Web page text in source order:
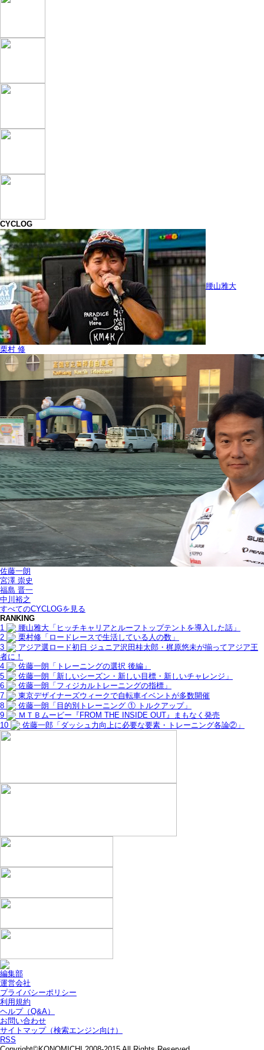
CYCLOG
腰山雅大
栗村 修
佐藤一朗
宮澤 崇史
福島 晋一
中川裕之
すべてのCYCLOGを見る
RANKING
1
腰山雅大「ヒッチキャリアとルーフトップテントを導入した話」
2
栗村修「ロードレースで生活している人の数」
3
アジア選ロード初日 ジュニア沢田桂太郎・梶原悠未が揃ってアジア王
者に！
4
佐藤一朗「トレーニングの選択 後編」
5
佐藤一朗「新しいシーズン・新しい目標・新しいチャレンジ」
6
佐藤一朗「フィジカルトレーニングの指標」
7
東京デザイナーズウィークで自転車イベントが多数開催
8
佐藤一朗「目的別トレーニング ① トルクアップ」
9
ＭＴＢムービー『FROM THE INSIDE OUT』まもなく発売
10
佐藤一郎「ダッシュ力向上に必要な要素・トレーニング各論②」
編集部
運営会社
プライバシーポリシー
利用規約
ヘルプ（Q&A）
お問い合わせ
サイトマップ（検索エンジン向け）
RSS